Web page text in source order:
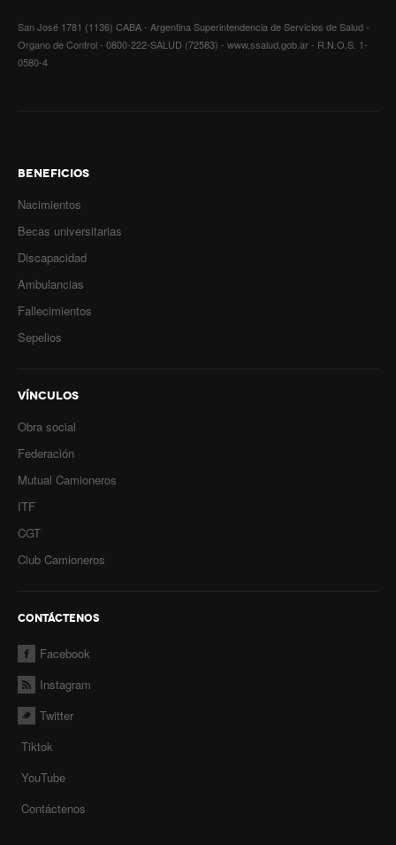
San José 1781 (1136) CABA - Argentina Superintendencia de Servicios de Salud -
Organo de Control - 0800-222-SALUD (72583) - www.ssalud.gob.ar - R.N.O.S. 1-
0580-4
BENEFICIOS
Nacimientos
Becas universitarias
Discapacidad
Ambulancias
Fallecimientos
Sepelios
VÍNCULOS
Obra social
Federación
Mutual Camioneros
ITF
CGT
Club Camioneros
CONTÁCTENOS
Facebook
Instagram
Twitter
Tiktok
YouTube
Contáctenos